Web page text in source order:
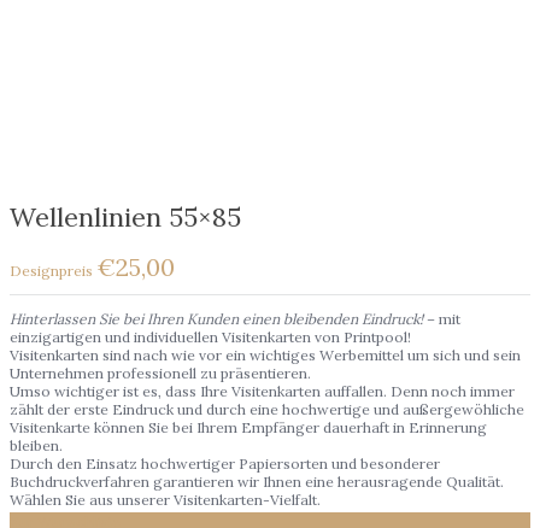
Wellenlinien 55×85
€25,00
Hinterlassen Sie bei Ihren Kunden einen bleibenden Eindruck!– mit
einzigartigen und individuellen Visitenkarten von Printpool!
Visitenkarten sind nach wie vor ein wichtiges Werbemittel um sich und sein
Unternehmen professionell zu präsentieren.
Umso wichtiger ist es, dass Ihre Visitenkarten auffallen. Denn noch immer
zählt der erste Eindruck und durch eine hochwertige und außergewöhliche
Visitenkarte können Sie bei Ihrem Empfänger dauerhaft in Erinnerung
bleiben.
Durch den Einsatz hochwertiger Papiersorten und besonderer
Buchdruckverfahren garantieren wir Ihnen eine herausragende Qualität.
Wählen Sie aus unserer Visitenkarten-Vielfalt.